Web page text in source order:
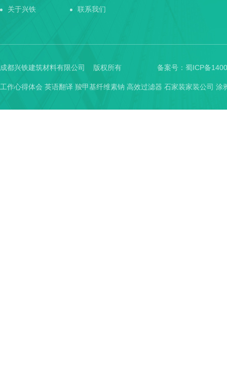
关于兴铁
联系我们
成都兴铁建筑材料有限公司 版权所有 备案号： 蜀ICP备
工作心得体会 英语翻译 羧甲基纤维素钠 高效过滤器 石家装家装公司 涂